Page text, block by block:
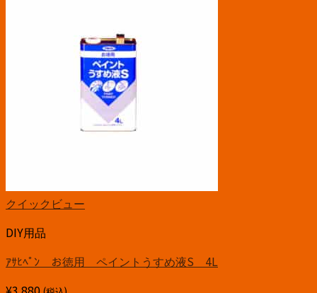
クイックビュー
DIY用品
ｱｻﾋﾍﾟﾝ お徳用 ペイントうすめ液S 4L